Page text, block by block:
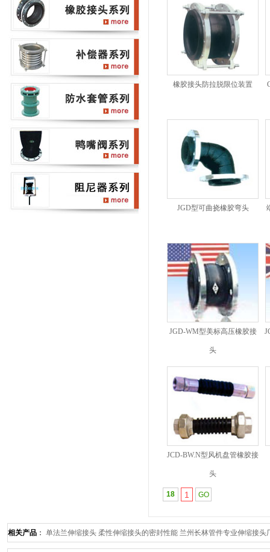
橡胶接头防拉脱限位装置
JGD型可曲挠橡胶弯头
JGD-WM型美标高压橡胶接
头
JCD-BW.N型风机盘管橡胶接
头
18 1
相关产品 ： 单法兰伸缩接头 柔性伸缩接头的密封性能 兰州长林管件专业伸缩接头